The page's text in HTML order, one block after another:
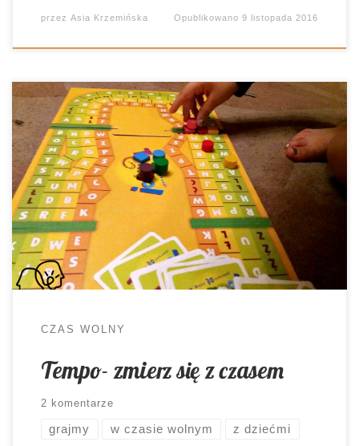
przez Asia Krzemińska Opublikowano9 listopada 2016
Gra na szybkie myślenie? Emocje, wyścig z
czasem i dobra zabawa? Wszystko to znajdziecie
w grze “Tempo”. Niby dla starszaków, a jednak
świetnie sprawdza się również w pracy z
młodszymi dziećmi. Od jakiegoś czasu testujemy
w warunkach domowych “Tempo” od <Granna>.
Początkowo planowałam do stołu zaprosić tylko
Panicza, który dość dobrze […]
CZAS WOLNY
Tempo- zmierz się z czasem
2 komentarze
grajmy w czasie wolnym z dziećmi